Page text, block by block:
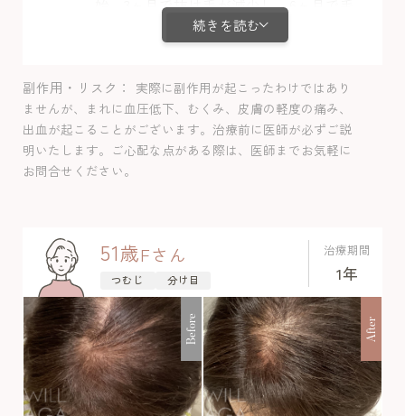
始。3ヶ月で抜け毛が減少し、6ヶ月で毛
が太くなり透け感が改善。1年で全体的に
続きを読む
副作用・リスク
実際に副作用が起こったわけではあり
ませんが、まれに血圧低下、むくみ、皮膚の軽度の痛み、
出血が起こることがございます。治療前に医師が必ずご説
明いたします。ご心配な点がある際は、医師までお気軽に
お問合せください。
51歳Fさん
つむじ 分け目
治療期間
1年
Before After